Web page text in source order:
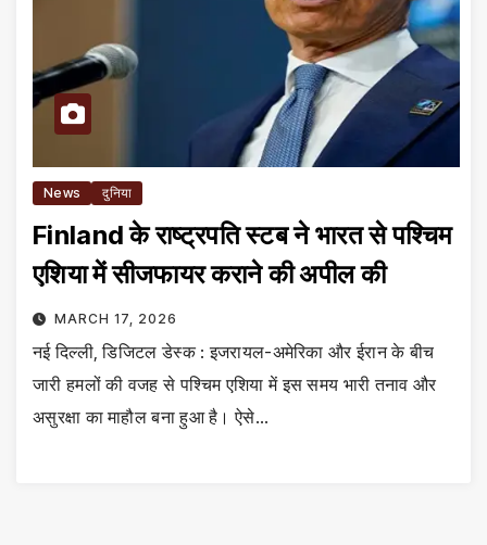
News दुनिया
Finland के राष्ट्रपति स्टब ने भारत से पश्चिम
एशिया में सीजफायर कराने की अपील की
MARCH 17, 2026
नई दिल्ली, डिजिटल डेस्क : इजरायल-अमेरिका और ईरान के बीच
जारी हमलों की वजह से पश्चिम एशिया में इस समय भारी तनाव और
असुरक्षा का माहौल बना हुआ है। ऐसे…